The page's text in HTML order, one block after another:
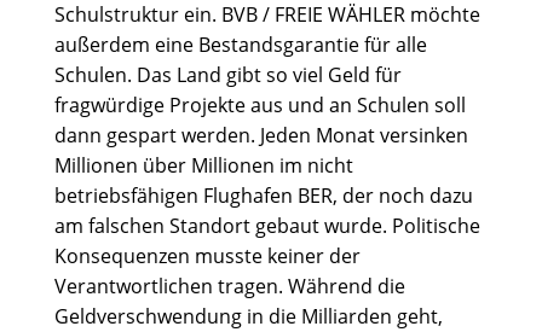
Schulstruktur ein. BVB / FREIE WÄHLER möchte
außerdem eine Bestandsgarantie für alle
Schulen. Das Land gibt so viel Geld für
fragwürdige Projekte aus und an Schulen soll
dann gespart werden. Jeden Monat versinken
Millionen über Millionen im nicht
betriebsfähigen Flughafen BER, der noch dazu
am falschen Standort gebaut wurde. Politische
Konsequenzen musste keiner der
Verantwortlichen tragen. Während die
Geldverschwendung in die Milliarden geht,